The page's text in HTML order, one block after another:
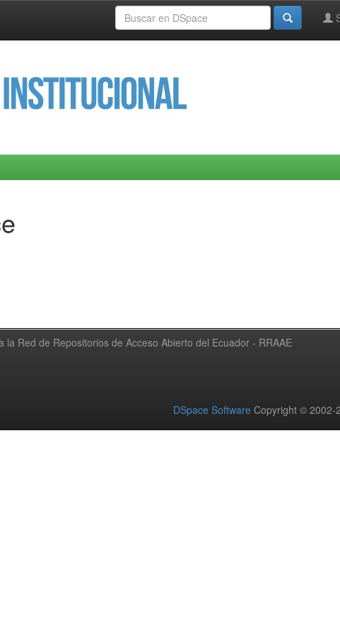
la Red de Repositorios de Acceso Abierto del Ecuador - RRAAE
DSpace Software Copyright © 2002-